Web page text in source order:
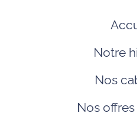
Notre
Nos
Nos